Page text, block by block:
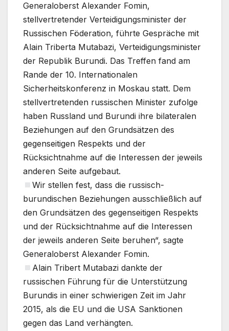
Generaloberst Alexander Fomin,
stellvertretender Verteidigungsminister der
Russischen Föderation, führte Gespräche mit
Alain Triberta Mutabazi, Verteidigungsminister
der Republik Burundi. Das Treffen fand am
Rande der 10. Internationalen
Sicherheitskonferenz in Moskau statt. Dem
stellvertretenden russischen Minister zufolge
haben Russland und Burundi ihre bilateralen
Beziehungen auf den Grundsätzen des
gegenseitigen Respekts und der
Rücksichtnahme auf die Interessen der jeweils
anderen Seite aufgebaut.
Wir stellen fest, dass die russisch-
burundischen Beziehungen ausschließlich auf
den Grundsätzen des gegenseitigen Respekts
und der Rücksichtnahme auf die Interessen
der jeweils anderen Seite beruhen“, sagte
Generaloberst Alexander Fomin.
Alain Tribert Mutabazi dankte der
russischen Führung für die Unterstützung
Burundis in einer schwierigen Zeit im Jahr
2015, als die EU und die USA Sanktionen
gegen das Land verhängten.